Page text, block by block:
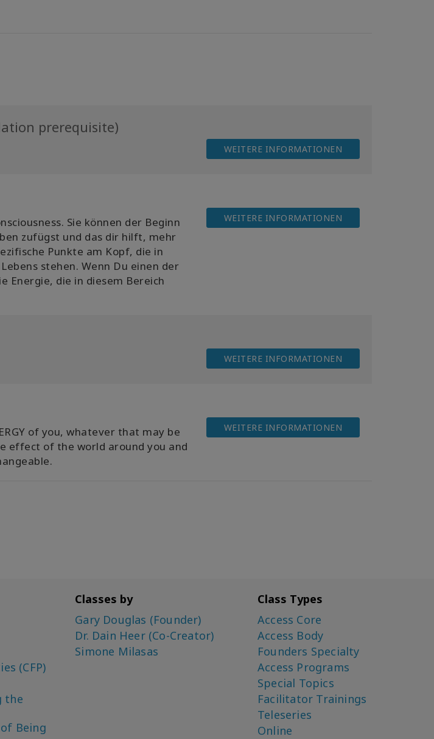
prerequisite)
WEITERE INFORMATIONEN
Sie können der Beginn
zufügst und das dir hilft, mehr
Punkte am Kopf, die in
stehen. Wenn Du einen der
Energie, die in diesem Bereich
WEITERE INFORMATIONEN
WEITERE INFORMATIONEN
of you, whatever that may be
effect of the world around you and
WEITERE INFORMATIONEN
(CFP)
the
Being
Classes by
Gary Douglas (Founder)
Dr. Dain Heer (Co-Creator)
Simone Milasas
Class Types
Access Core
Access Body
Founders Specialty
Access Programs
Special Topics
Facilitator Trainings
Teleseries
Online